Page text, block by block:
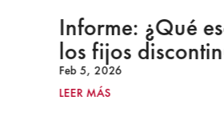
Informe: ¿Qué
los fijos
Feb 5, 2026
LEER MÁS